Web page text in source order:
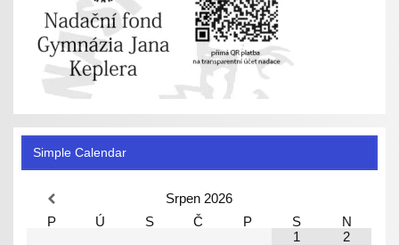
Simple Calendar
Srpen 2026
P
Ú S Č P S
N
1
2